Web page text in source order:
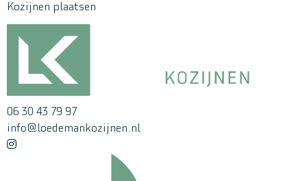
Kozijnen plaatsen
06 30 43 79 97
info@loedemankozijnen.nl